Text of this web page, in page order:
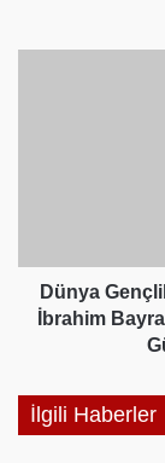
"Güçlü
Gençlik,
Güçlü
Güçlü
Dünya
Dünya
İbrahim
İlgili Haberler